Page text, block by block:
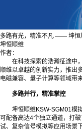
多路有光，精准不凡 —— 坤恒
坤恒顺维
作者：
在科技探索的浩瀚征途中
顺维以卓越的创新实力，推出
电磁兼容、量子计算等领域带
多路并行，精准掌控
坤恒顺维KSW-SGM01模
可配备高达4个独立通道，打
试、复杂信号模拟等应用场景